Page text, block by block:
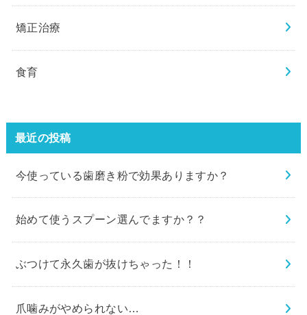
矯正治療
食育
最近の投稿
今使っている歯磨き粉で効果ありますか？
始めて使うスプーン選んでますか？？
ぶつけて永久歯が抜けちゃった！！
爪噛みがやめられない…